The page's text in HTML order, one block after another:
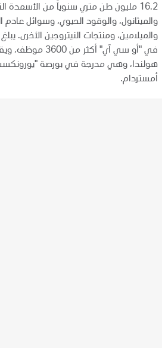
16.2 مليون طن متري سنوياً من الأسمدة
والميثانول، والوقود الحيوي، وسوائل عادم
والميلامين، ومنتجات النيتروجين الأخرى.
في "أو سي آي" أكثر
هولندا، وهي مدرجة في بورصة
أمستردام.